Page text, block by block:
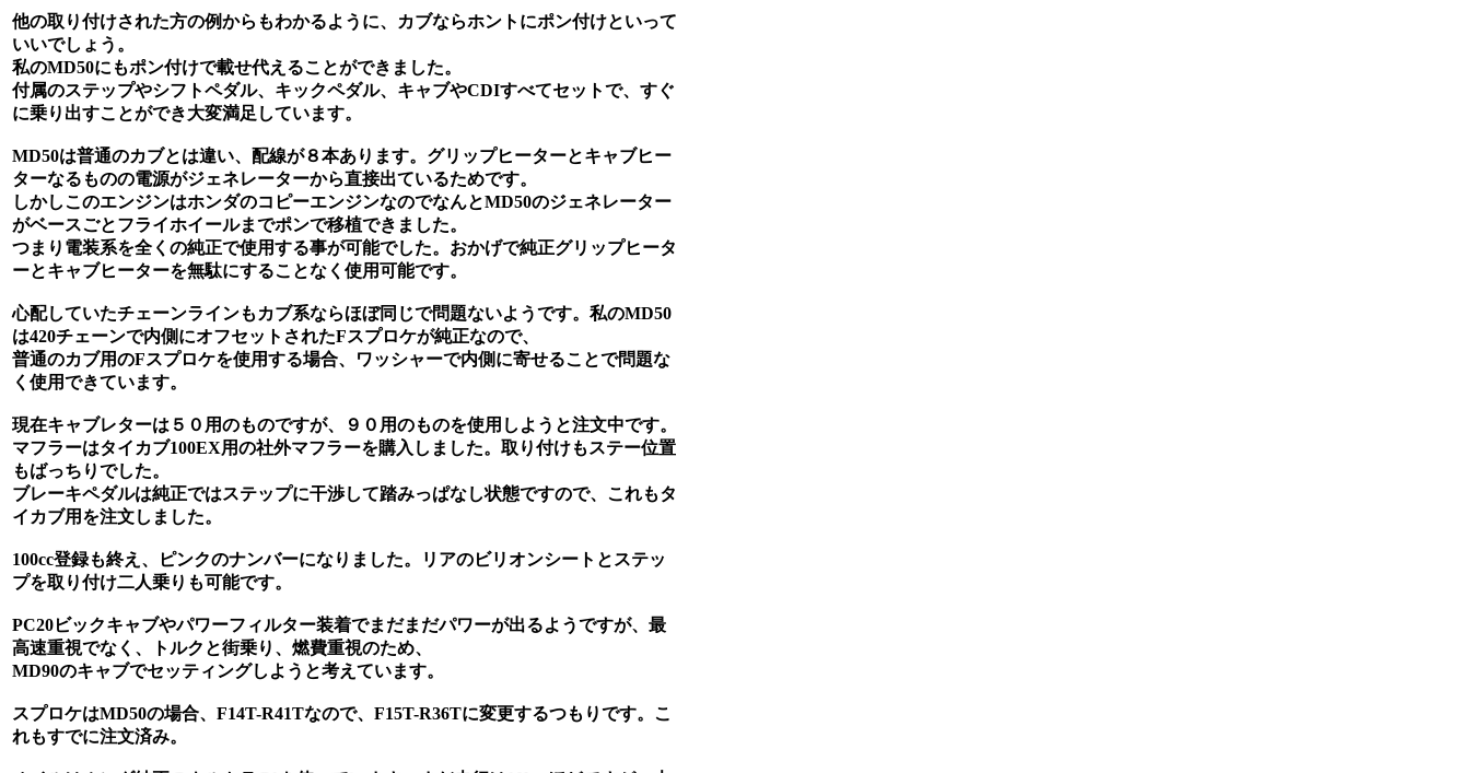
他の取り付けされた方の例からもわかるように、カブならホントにポン付けといって
いいでしょう。
私のMD50にもポン付けで載せ代えることができました。
付属のステップやシフトペダル、キックペダル、キャブやCDIすべてセットで、すぐ
に乗り出すことができ大変満足しています。
MD50は普通のカブとは違い、配線が８本あります。グリップヒーターとキャブヒー
ターなるものの電源がジェネレーターから直接出ているためです。
しかしこのエンジンはホンダのコピーエンジンなのでなんとMD50のジェネレーター
がベースごとフライホイールまでポンで移植できました。
つまり電装系を全くの純正で使用する事が可能でした。おかげで純正グリップヒータ
ーとキャブヒーターを無駄にすることなく使用可能です。
心配していたチェーンラインもカブ系ならほぼ同じで問題ないようです。私のMD50
は420チェーンで内側にオフセットされたFスプロケが純正なので、
普通のカブ用のFスプロケを使用する場合、ワッシャーで内側に寄せることで問題な
く使用できています。
現在キャブレターは５０用のものですが、９０用のものを使用しようと注文中です。
マフラーはタイカブ100EX用の社外マフラーを購入しました。取り付けもステー位置
もばっちりでした。
ブレーキペダルは純正ではステップに干渉して踏みっぱなし状態ですので、これもタ
イカブ用を注文しました。
100cc登録も終え、ピンクのナンバーになりました。リアのビリオンシートとステッ
プを取り付け二人乗りも可能です。
PC20ビックキャブやパワーフィルター装着でまだまだパワーが出るようですが、最
高速重視でなく、トルクと街乗り、燃費重視のため、
MD90のキャブでセッティングしようと考えています。
スプロケはMD50の場合、F14T-R41Tなので、F15T-R36Tに変更するつもりです。こ
れもすでに注文済み。